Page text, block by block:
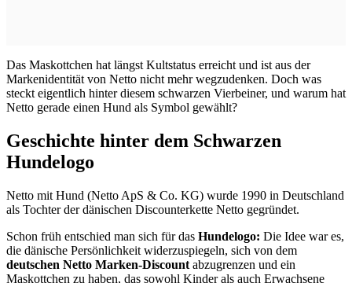
Das Maskottchen hat längst Kultstatus erreicht und ist aus der
Markenidentität von Netto nicht mehr wegzudenken. Doch was
steckt eigentlich hinter diesem schwarzen Vierbeiner, und warum hat
Netto gerade einen Hund als Symbol gewählt?
Geschichte hinter dem Schwarzen
Hundelogo
Netto mit Hund (Netto ApS & Co. KG) wurde 1990 in Deutschland
als Tochter der dänischen Discounterkette Netto gegründet.
Schon früh entschied man sich für das Hundelogo: Die Idee war es,
die dänische Persönlichkeit widerzuspiegeln, sich von dem
deutschen Netto Marken-Discount abzugrenzen und ein
Maskottchen zu haben, das sowohl Kinder als auch Erwachsene